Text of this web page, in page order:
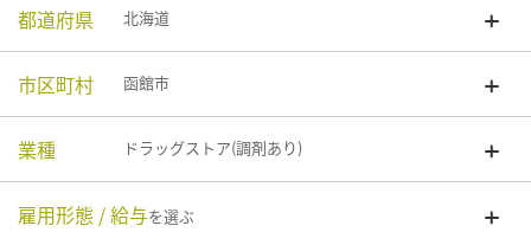
都道府県 北海道
市区町村 函館市
業種 ドラッグストア(調剤あり)
雇用形態 / 給与を選ぶ